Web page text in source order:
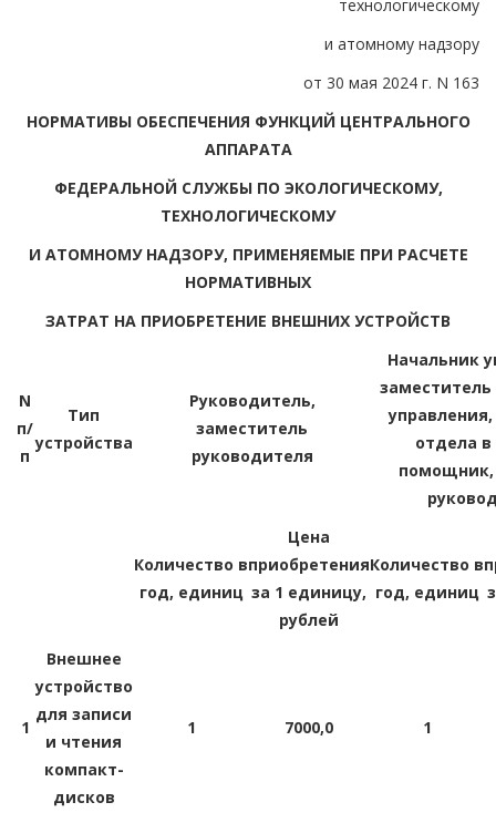
технологическому
и атомному надзору
от 30 мая 2024 г. N 163
НОРМАТИВЫ ОБЕСПЕЧЕНИЯ ФУНКЦИЙ ЦЕНТРАЛЬНОГО
АППАРАТА
ФЕДЕРАЛЬНОЙ СЛУЖБЫ ПО ЭКОЛОГИЧЕСКОМУ,
ТЕХНОЛОГИЧЕСКОМУ
И АТОМНОМУ НАДЗОРУ, ПРИМЕНЯЕМЫЕ ПРИ РАСЧЕТЕ
НОРМАТИВНЫХ
ЗАТРАТ НА ПРИОБРЕТЕНИЕ ВНЕШНИХ УСТРОЙСТВ
N
п/
п
Тип
устройства
Руководитель,
заместитель
руководителя
Начальник
отдела в
помощник,
Количество в
год, единиц
Цена
приобретения
за 1 единицу,
рублей
Количество в
год, единиц
1
Внешнее
устройство
для записи
и чтения
компакт-
дисков
1 7000,0 1